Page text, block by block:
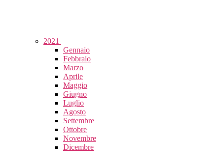
2021
Gennaio
Febbraio
Marzo
Aprile
Maggio
Giugno
Luglio
Agosto
Settembre
Ottobre
Novembre
Dicembre